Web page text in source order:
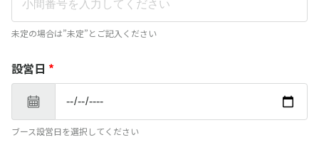
未定の場合は”未定”とご記入ください
設営日 *
ブース設営日を選択してください